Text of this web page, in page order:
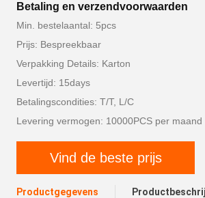
Betaling en verzendvoorwaarden
Min. bestelaantal: 5pcs
Prijs: Bespreekbaar
Verpakking Details: Karton
Levertijd: 15days
Betalingscondities: T/T, L/C
Levering vermogen: 10000PCS per maand
Vind de beste prijs
Productgegevens